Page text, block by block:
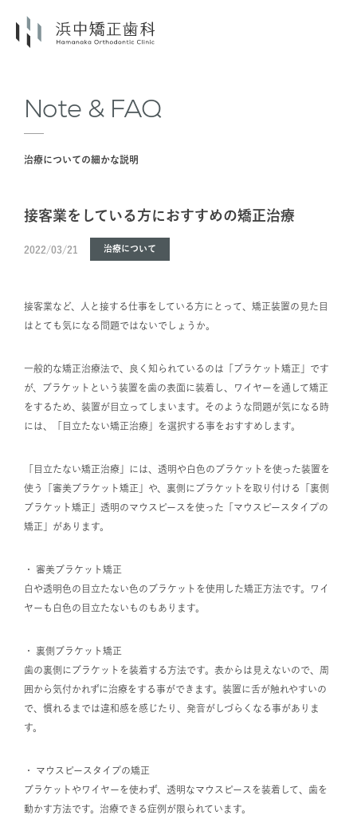
Note & FAQ
治療についての細かな説明
接客業をしている方におすすめの矯正治療
2022/03/21 治療について
接客業など、人と接する仕事をしている方にとって、矯正装置の見た目
はとても気になる問題ではないでしょうか。
一般的な矯正治療法で、良く知られているのは「ブラケット矯正」です
が、ブラケットという装置を歯の表面に装着し、ワイヤーを通して矯正
をするため、装置が目立ってしまいます。そのような問題が気になる時
には、「目立たない矯正治療」を選択する事をおすすめします。
「目立たない矯正治療」には、透明や白色のブラケットを使った装置を
使う「審美ブラケット矯正」や、裏側にブラケットを取り付ける「裏側
ブラケット矯正」透明のマウスピースを使った「マウスピースタイプの
矯正」があります。
・ 審美ブラケット矯正
白や透明色の目立たない色のブラケットを使用した矯正方法です。ワイ
ヤーも白色の目立たないものもあります。
・ 裏側ブラケット矯正
歯の裏側にブラケットを装着する方法です。表からは見えないので、周
囲から気付かれずに治療をする事ができます。装置に舌が触れやすいの
で、慣れるまでは違和感を感じたり、発音がしづらくなる事がありま
す。
・ マウスピースタイプの矯正
ブラケットやワイヤーを使わず、透明なマウスピースを装着して、歯を
動かす方法です。治療できる症例が限られています。